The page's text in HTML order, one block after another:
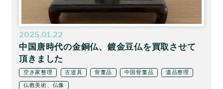
2025.01.22
中国唐時代の金銅仏、鍍金豆仏を買取させて
頂きました
空き家整理 古道具 骨董品 中国骨董品
遺品整理
仏教美術、仏像